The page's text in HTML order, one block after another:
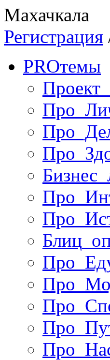
Махачкала
Регистрация
PROтемы